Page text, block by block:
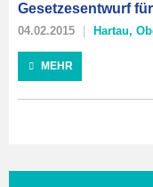
Gesetzesentwurf
04.02.2015 Hartau,
MEHR